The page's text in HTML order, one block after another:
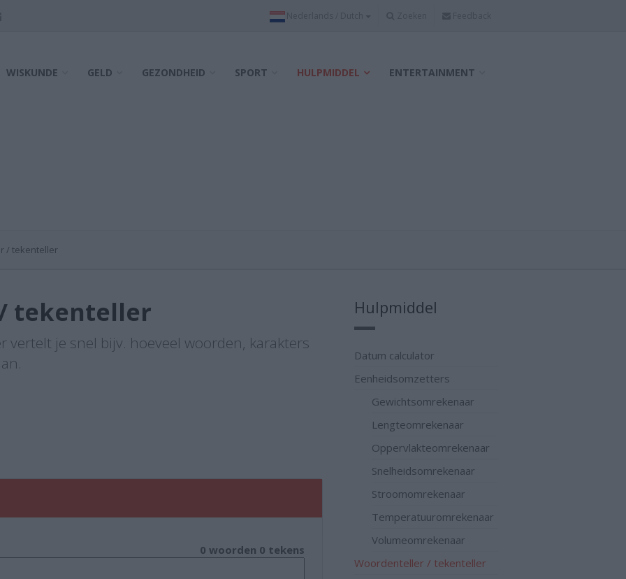
WISKUNDE GELD GEZONDHEID SPORT HULPMIDDEL ENTERTAINMENT
/ tekenteller
tekenteller
vertelt je snel bijv. hoeveel woorden, karakters
0 woorden 0 tekens
Hulpmiddel
Datum calculator
Eenheidsomzetters
Gewichtsomrekenaar
Lengteomrekenaar
Oppervlakteomrekenaar
Snelheidsomrekenaar
Stroomomrekenaar
Temperatuuromrekenaar
Volumeomrekenaar
Woordenteller / tekenteller